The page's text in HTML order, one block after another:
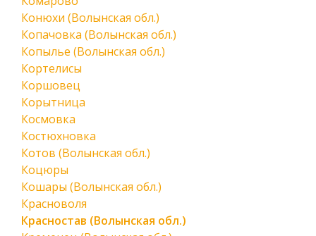
Конюхи (Волынская обл.)
Копачовка (Волынская обл.)
Копылье (Волынская обл.)
Кортелисы
Коршовец
Корытница
Космовка
Костюхновка
Котов (Волынская обл.)
Коцюры
Кошары (Волынская обл.)
Красноволя
Красностав (Волынская обл.)